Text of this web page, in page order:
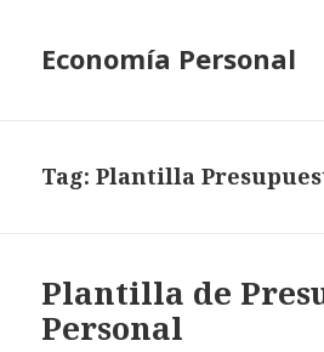
Economía Personal
Tag:Plantilla
Plantilla de
Personal